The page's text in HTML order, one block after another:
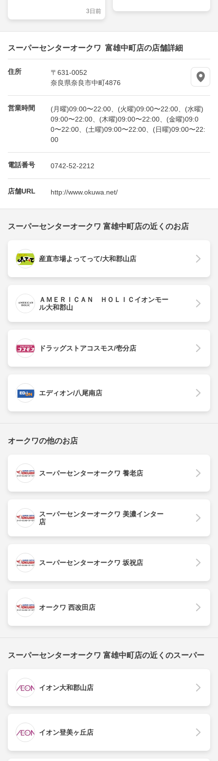
3日前
スーパーセンターオークワ 富雄中町店の店舗詳細
住所
〒631-0052
奈良県奈良市中町4876
営業時間
(月曜)09:00〜22:00、(火曜)09:00〜22:00、(水曜)
09:00〜22:00、(木曜)09:00〜22:00、(金曜)09:0
0〜22:00、(土曜)09:00〜22:00、(日曜)09:00〜22:
00
電話番号 0742-52-2212
店舗URL http://www.okuwa.net/
スーパーセンターオークワ 富雄中町店の近くのお店
産直市場よってって/大和郡山店
ＡＭＥＲＩＣＡＮ ＨＯＬＩＣイオンモー
ル大和郡山
ドラッグストアコスモス/壱分店
エディオン/八尾南店
オークワの他のお店
スーパーセンターオークワ 養老店
スーパーセンターオークワ 美濃インター
店
スーパーセンターオークワ 坂祝店
オークワ 西改田店
スーパーセンターオークワ 富雄中町店の近くのスーパー
イオン大和郡山店
イオン登美ヶ丘店